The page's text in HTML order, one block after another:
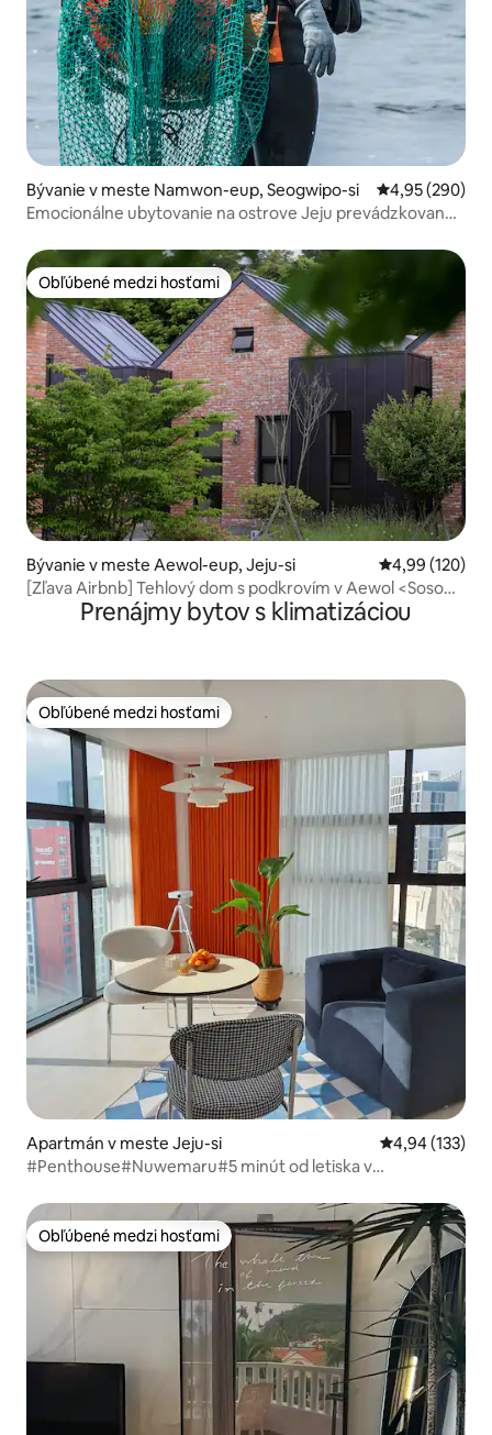
Bývanie v meste Namwon-eup, Seogwipo-si Priemerné
4,95 (290)
Emocionálne ubytovanie na ostrove Jeju prevádzkované
raňajkovou ponukou, ubytovanie Myeongrang Haenyeo
Obľúbené medzi hosťami
Obľúbené medzi hosťami
Bývanie v meste Aewol-eup, Jeju-si Priemerné
4,99 (120)
[Zľava Airbnb] Tehlový dom s podkrovím v Aewol <Soso
108> Dvojpodlažný samostatný dom/25 minút od
letiska/Maximálna plocha v komplexe
Prenájmy bytov s klimatizáciou
Obľúbené medzi hosťami
Obľúbené medzi hosťami
Apartmán v meste Jeju-si Priemerné
4,94 (133)
#Penthouse#Nuwemaru#5 minút od letiska v
výhľadom#Vysoké poschodie#Terasa#Práčovňa#Nový
Džedžu
Obľúbené medzi hosťami
Obľúbené medzi hosťami